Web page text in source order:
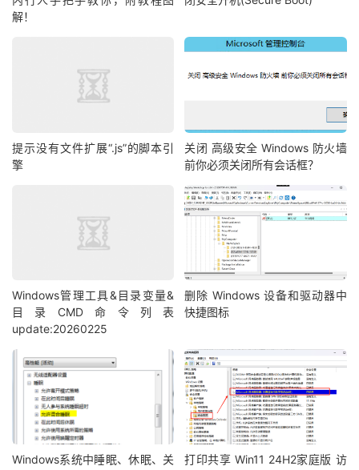
解！
提示没有文件扩展“.js”的脚本引
擎
关闭 高级安全 Windows 防火墙
前你必须关闭所有会话框？
Windows管理工具&目录变量&
目录CMD命令列表
update:20260225
删除 Windows 设备和驱动器中
快捷图标
Windows系统中睡眠、休眠、关
打印共享 Win11 24H2家庭版 访